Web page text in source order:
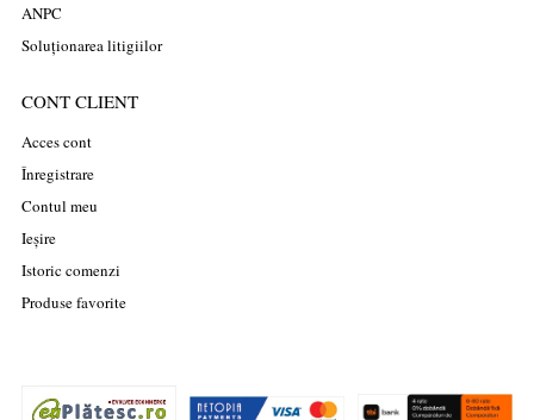
ANPC
Soluționarea litigiilor
CONT CLIENT
Acces cont
Înregistrare
Contul meu
Ieșire
Istoric comenzi
Produse favorite